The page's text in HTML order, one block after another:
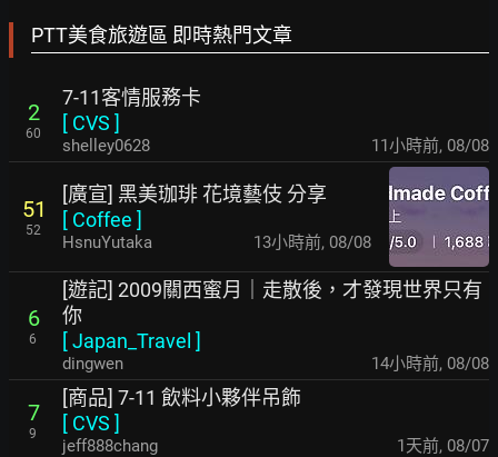
PTT美食旅遊區 即時熱門文章
2
60
7-11客情服務卡
[ CVS ]
shelley0628 11小時前, 08/08
51
52
[廣宣] 黑美珈琲 花境藝伎 分享
[ Coffee ]
HsnuYutaka 13小時前, 08/08
6
6
[遊記] 2009關西蜜月｜走散後，才發現世界只有
你
[Japan_Travel ]
dingwen 14小時前, 08/08
7
9
[商品] 7-11 飲料小夥伴吊飾
[ CVS ]
jeff888chang 1天前, 08/07